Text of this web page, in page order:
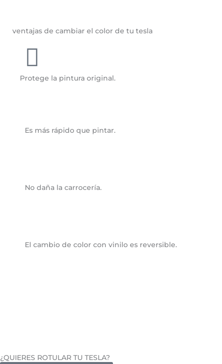
ventajas de cambiar el color de tu tesla
Protege la pintura original.
Es más rápido que pintar.
No daña la carrocería.
El cambio de color con vinilo es reversible.
¿QUIERES ROTULAR TU TESLA?